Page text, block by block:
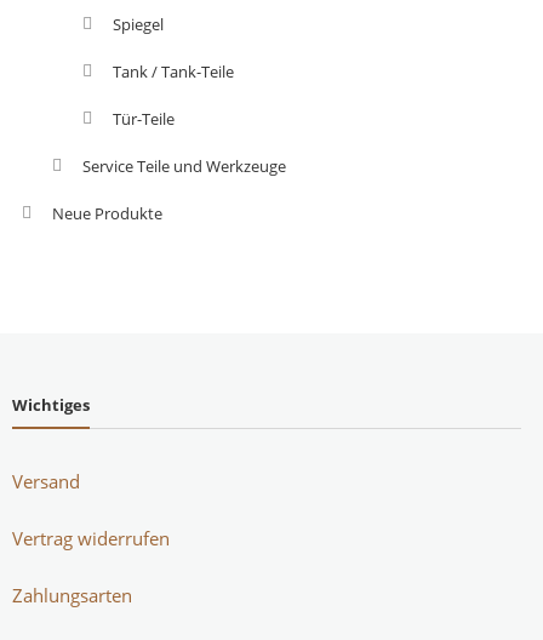
Spiegel
Tank / Tank-Teile
Tür-Teile
Service Teile und Werkzeuge
Neue Produkte
Wichtiges
Versand
Vertrag widerrufen
Zahlungsarten